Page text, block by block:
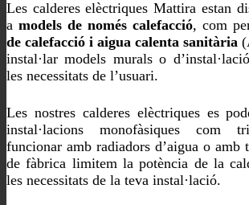
Les calderes elèctriques Mattira estan
a models de només calefacció, com
de calefacció i aigua calenta sanitària
instal·lar models murals o
les necessitats de l’usuari.
Les nostres calderes elèctriques es
instal·lacions monofàsiques com
funcionar amb radiadors d’aigua o amb
de fàbrica limitem la potència de la
les necessitats de la teva instal·lació.